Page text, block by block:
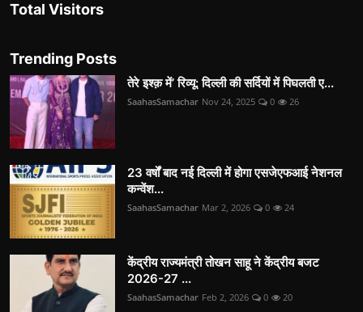
Total Visitors
Trending Posts
तेरे इश्क़ में’ रिव्यू: दिल्ली की सर्दियों में पिघलती ए...
SaahasSamachar Nov 24, 2025 0 26
23 वर्षों बाद नई दिल्ली में होगा एसजेएफआई नेशनल
कन्वेंश...
SaahasSamachar Mar 2, 2026 0 24
केंद्रीय राज्यमंत्री तोखन साहू ने केंद्रीय बजट
2026-27 ...
SaahasSamachar Feb 2, 2026 0 20